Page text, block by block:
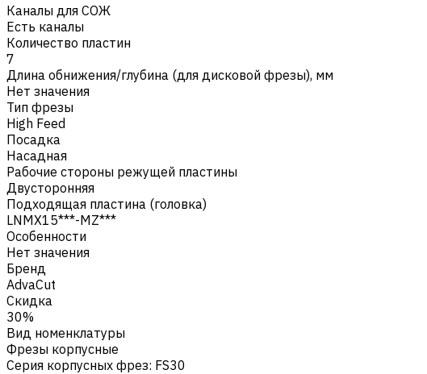
Каналы для СОЖ
Есть каналы
Количество пластин
7
Длина обнижения/глубина (для дисковой фрезы), мм
Нет значения
Тип фрезы
High Feed
Посадка
Насадная
Рабочие стороны режущей пластины
Двусторонняя
Подходящая пластина (головка)
LNMX15***-MZ***
Особенности
Нет значения
Бренд
AdvaCut
Скидка
30%
Вид номенклатуры
Фрезы корпусные
Серия корпусных фрез: FS30